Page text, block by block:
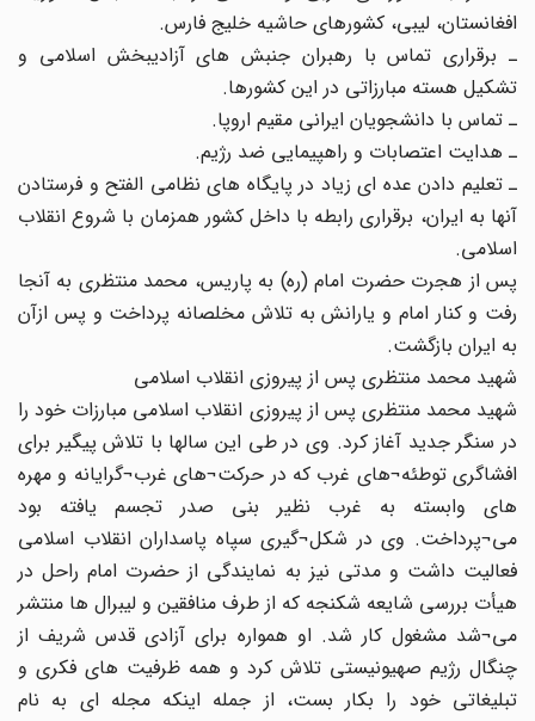
افغانستان، لیبی، کشورهای حاشیه خلیج فارس.
ـ برقراری تماس با رهبران جنبش های آزادیبخش اسلامی و
تشکیل هسته مبارزاتی در این کشورها.
ـ تماس با دانشجویان ایرانی مقیم اروپا.
ـ هدایت اعتصابات و راهپیمایی ضد رژیم.
ـ تعلیم دادن عده ای زیاد در پایگاه های نظامی الفتح و فرستادن
آنها به ایران، برقراری رابطه با داخل کشور همزمان با شروع انقلاب
اسلامی.
پس از هجرت حضرت امام (ره) به پاریس، محمد منتظری به آنجا
رفت و کنار امام و یارانش به تلاش مخلصانه پرداخت و پس ازآن
به ایران بازگشت.
شهید محمد منتظری پس از پیروزی انقلاب اسلامی
شهید محمد منتظری پس از پیروزی انقلاب اسلامی مبارزات خود را
در سنگر جدید آغاز کرد. وی در طی این سالها با تلاش پیگیر برای
افشاگری توطئه¬های غرب که در حرکت¬های غرب¬گرایانه و مهره
های وابسته به غرب نظیر بنی صدر تجسم یافته بود
می¬پرداخت. وی در شکل¬گیری سپاه پاسداران انقلاب اسلامی
فعالیت داشت و مدتی نیز به نمایندگی از حضرت امام راحل در
هیأت بررسی شایعه شکنجه که از طرف منافقین و لیبرال ها منتشر
می¬شد مشغول کار شد. او همواره برای آزادی قدس شریف از
چنگال رژیم صهیونیستی تلاش کرد و همه ظرفیت های فکری و
تبلیغاتی خود را بکار بست، از جمله اینکه مجله ای به نام